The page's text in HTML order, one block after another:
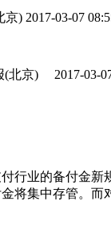
京) 2017-03-07
京) 2017-03-07
行业的备付金新
将集中存管。而